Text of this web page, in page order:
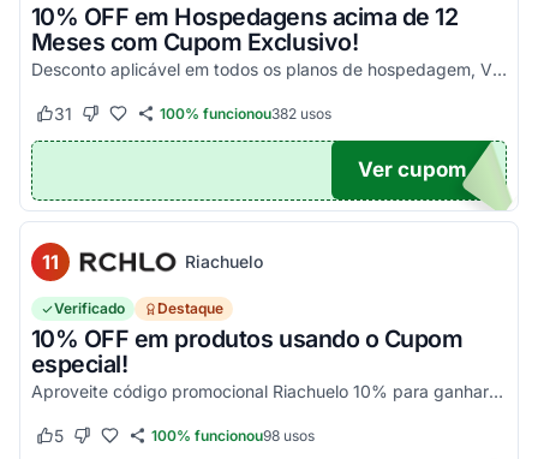
10% OFF em Hospedagens acima de 12
Meses com Cupom Exclusivo!
Desconto aplicável em todos os planos de hospedagem, VPS e Cloud, maiores que 12 meses. Aproveite!
Este cupom funcionou
31 Este cupom não funcionou
100% funcionou382usos
UPOM
Ver cupom
11 Riachuelo
Verificado Destaque
10% OFF em produtos usando o Cupom
especial!
Aproveite código promocional Riachuelo 10% para ganhar esse desconto em compras. Não cumulatios e somente para produtos vendidos e entregues pela Riachuelo, com exceção das categor...
Este cupom funcionou
5 Este cupom não funcionou
100% funcionou98usos